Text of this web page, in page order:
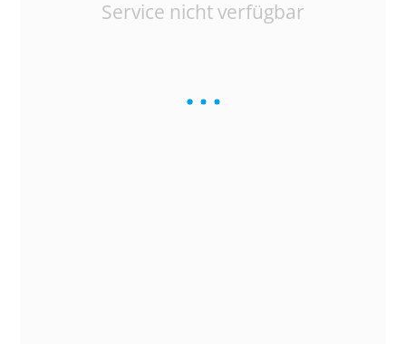
Service nicht verfügbar